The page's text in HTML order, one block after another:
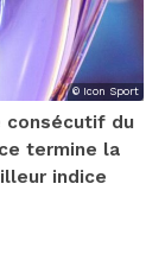
© Icon Sport
consécutif du
termine la
indice